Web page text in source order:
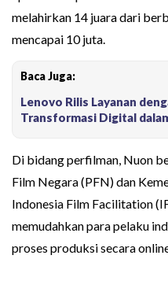
melahirkan 14 juara dari
mencapai 10 juta.
Baca Juga:
Lenovo Rilis Layanan
Transformasi Digital
Di bidang perfilman, Nuon
Film Negara (PFN) dan
Indonesia Film Facilitation
memudahkan para pelaku
proses produksi secara